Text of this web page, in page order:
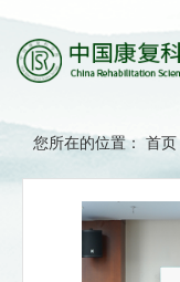
您所在的位置： 首页